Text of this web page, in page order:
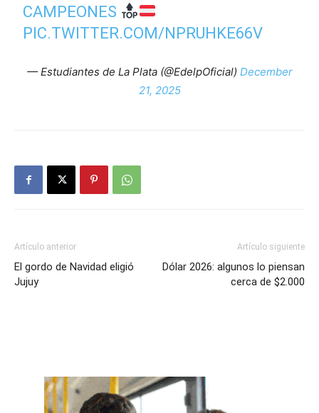
CAMPEONES
PIC.TWITTER.COM/NPRUHKE66V
— Estudiantes de La Plata (@EdelpOficial) December
21, 2025
Artículo anterior
El gordo de Navidad eligió
Jujuy
Artículo siguiente
Dólar 2026: algunos lo piensan
cerca de $2.000